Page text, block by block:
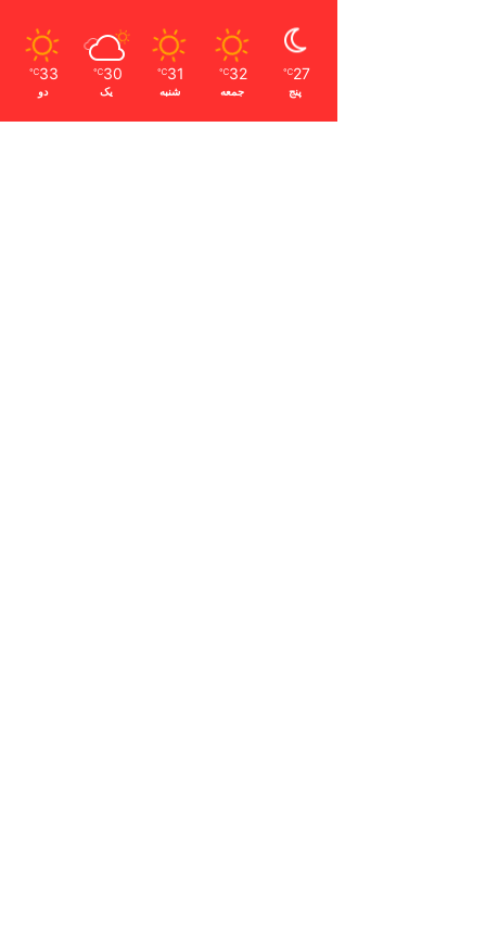
27
℃
پنج
32
℃
جمعه
31
℃
شنبه
30
℃
یک
33
℃
دو